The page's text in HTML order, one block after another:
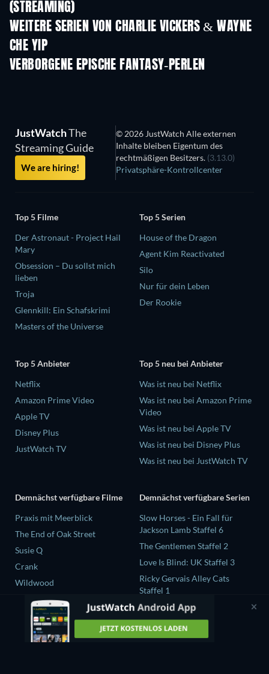
(STREAMING)Staffel 2
WEITERE SERIEN VON CHARLIE VICKERS & WAYNE
CHE YIP
VERBORGENE EPISCHE FANTASY-PERLEN
JustWatchThe
Streaming Guide
We are hiring!
© 2026 JustWatch Alle externen
Inhalte bleiben Eigentum des
rechtmäßigen Besitzers. (3.13.0)
Privatsphäre-Kontrollcenter
Top 5 Filme
Der Astronaut - Project Hail
Mary
Obsession – Du sollst mich
lieben
Troja
Glennkill: Ein Schafskrimi
Masters of the Universe
Top 5 Serien
House of the Dragon
Agent Kim Reactivated
Silo
Nur für dein Leben
Der Rookie
Top 5 Anbieter
Netflix
Amazon Prime Video
Apple TV
Disney Plus
JustWatch TV
Top 5 neu bei Anbieter
Was ist neu bei Netflix
Was ist neu bei Amazon Prime
Video
Was ist neu bei Apple TV
Was ist neu bei Disney Plus
Was ist neu bei JustWatch TV
Demnächst verfügbare Filme
Praxis mit Meerblick
The End of Oak Street
Susie Q
Crank
Wildwood
Demnächst verfügbare Serien
Slow Horses - Ein Fall für
Jackson Lamb Staffel 6
The Gentlemen Staffel 2
Love Is Blind: UK Staffel 3
Ricky Gervais Alley Cats
Staffel 1
Operation Safed Sagar Staffel
1